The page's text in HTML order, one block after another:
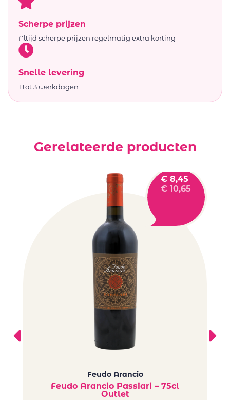
Scherpe prijzen
Altijd scherpe prijzen regelmatig extra korting
Snelle levering
1 tot 3 werkdagen
Gerelateerde producten
€ 8,45
€10,65
Feudo Arancio
Feudo Arancio Passiari – 75cl
Outlet